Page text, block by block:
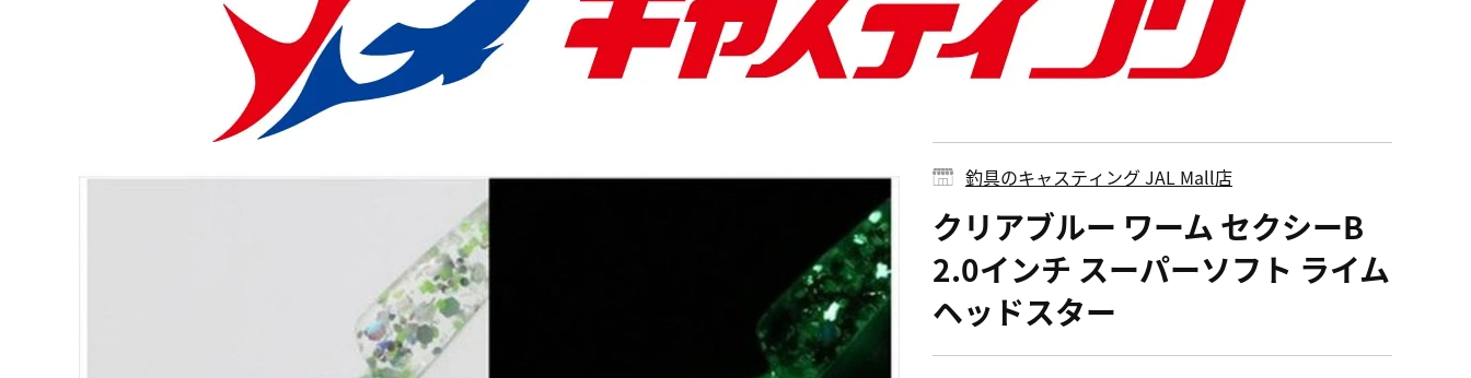
釣具のキャスティング JAL Mall店
クリアブルー ワーム セクシーB
2.0インチ スーパーソフト ライム
ヘッドスター